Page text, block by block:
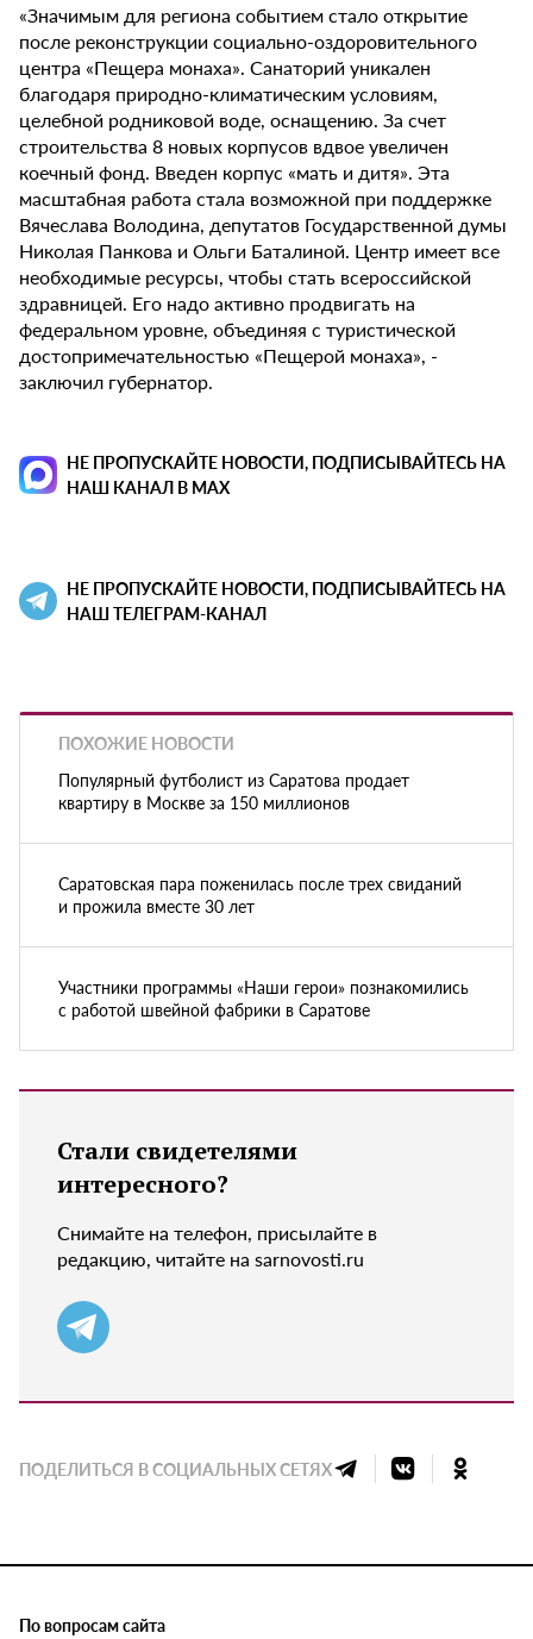
«Значимым для региона событием стало открытие
после реконструкции социально-оздоровительного
центра «Пещера монаха». Санаторий уникален
благодаря природно-климатическим условиям,
целебной родниковой воде, оснащению. За счет
строительства 8 новых корпусов вдвое увеличен
коечный фонд. Введен корпус «мать и дитя». Эта
масштабная работа стала возможной при поддержке
Вячеслава Володина, депутатов Государственной думы
Николая Панкова и Ольги Баталиной. Центр имеет все
необходимые ресурсы, чтобы стать всероссийской
здравницей. Его надо активно продвигать на
федеральном уровне, объединяя с туристической
достопримечательностью «Пещерой монаха», -
заключил губернатор.
НЕ ПРОПУСКАЙТЕ НОВОСТИ, ПОДПИСЫВАЙТЕСЬ НА
НАШ КАНАЛ В MAX
НЕ ПРОПУСКАЙТЕ НОВОСТИ, ПОДПИСЫВАЙТЕСЬ НА
НАШ ТЕЛЕГРАМ-КАНАЛ
ПОХОЖИЕ НОВОСТИ
Популярный футболист из Саратова продает
квартиру в Москве за 150 миллионов
Саратовская пара поженилась после трех свиданий
и прожила вместе 30 лет
Участники программы «Наши герои» познакомились
с работой швейной фабрики в Саратове
Стали свидетелями
интересного?
Снимайте на телефон, присылайте в
редакцию, читайте на sarnovosti.ru
ПОДЕЛИТЬСЯ В СОЦИАЛЬНЫХ СЕТЯХ
По вопросам сайта